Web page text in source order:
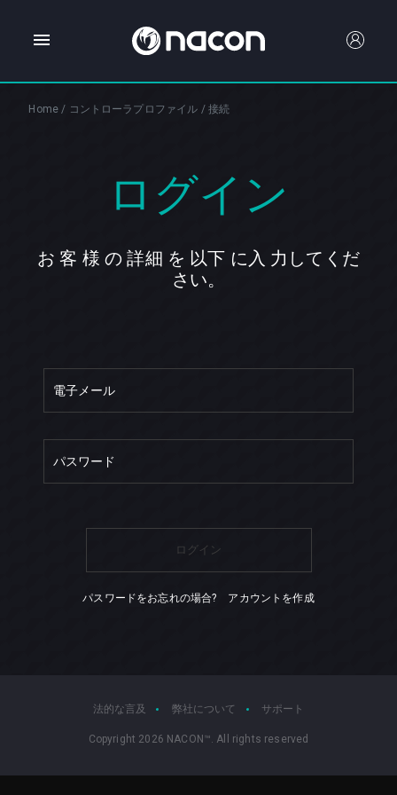
Home / コントローラプロファイル / 接続
ログイン
お 客 様 の 詳細 を 以下 に入 力してくだ
さい。
パスワードをお忘れの場合? アカウントを作成
法的な言及 弊社について サポート
Copyright 2026 NACON™. All rights reserved